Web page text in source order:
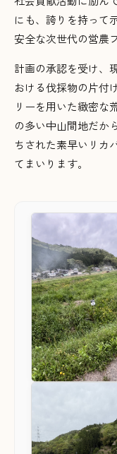
にも、誇りを持って
安全な次世代の営農
計画の承認を受け、
おける伐採物の片付
リーを用いた緻密な
の多い中山間地だか
ちされた素早いリカ
てまいります。